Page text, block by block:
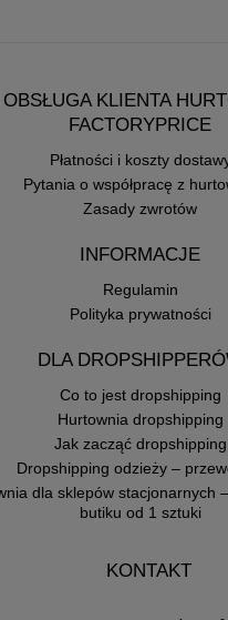
OBSŁUGA KLIENTA
FACTORYPRICE
Płatności i koszty
Pytania o współpracę z
Zasady zwrotów
INFORMACJE
Regulamin
Polityka prywatności
DLA
Co to jest dropshipping
Hurtownia dropshipping
Jak zacząć dropshipping
Dropshipping odzieży –
dla sklepów stacjonarnych
butiku od 1 sztuki
KONTAKT